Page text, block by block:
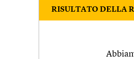
RISULTATO DELLA